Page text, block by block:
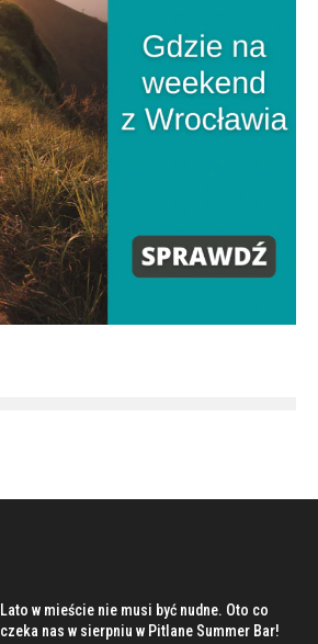
Lato w mieście nie musi być nudne. Oto co
czeka nas w sierpniu w Pitlane Summer Bar!